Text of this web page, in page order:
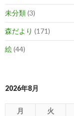
未分類(3)
森だより (171)
絵(44)
2026年8月
月 火